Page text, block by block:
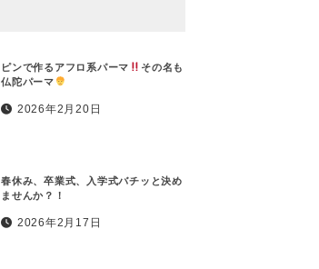
ピンで作るアフロ系パーマ
その名も
仏陀パーマ
2026年2月20日
春休み、卒業式、入学式バチッと決め
ませんか？！
2026年2月17日